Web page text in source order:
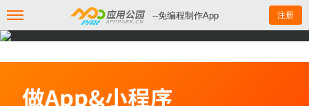
--免编程制作App 注册